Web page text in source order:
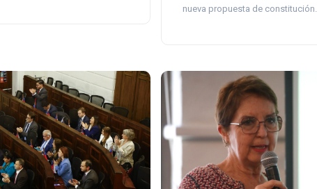
nueva propuesta de constitución.